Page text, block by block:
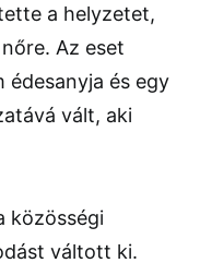
a helyzetet,
Az eset
édesanyja és egy
vált, aki
közösségi
váltott ki.